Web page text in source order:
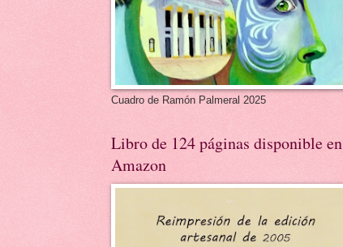
Cuadro de Ramón Palmeral 2025
Libro de 124 páginas disponible en
Amazon